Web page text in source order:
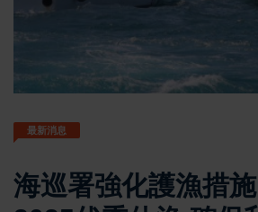
最新消息
海巡署強化護漁措施 應對中國